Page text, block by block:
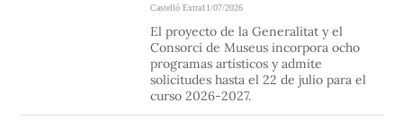
Castelló Extra11/07/2026
El proyecto de la Generalitat y el
Consorci de Museus incorpora ocho
programas artísticos y admite
solicitudes hasta el 22 de julio para el
curso 2026-2027.